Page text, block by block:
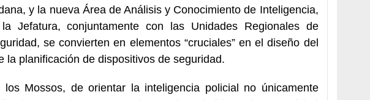
y la nueva Área de Análisis y Conocimiento de Inteligencia,
Jefatura, conjuntamente con las Unidades Regionales de
se convierten en elementos “cruciales” en el diseño del
la planificación de dispositivos de seguridad.
los Mossos, de orientar la inteligencia policial no únicamente